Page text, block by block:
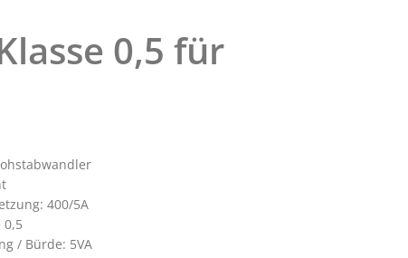
0,5 für
400/5A
0,5
/ Bürde: 5VA